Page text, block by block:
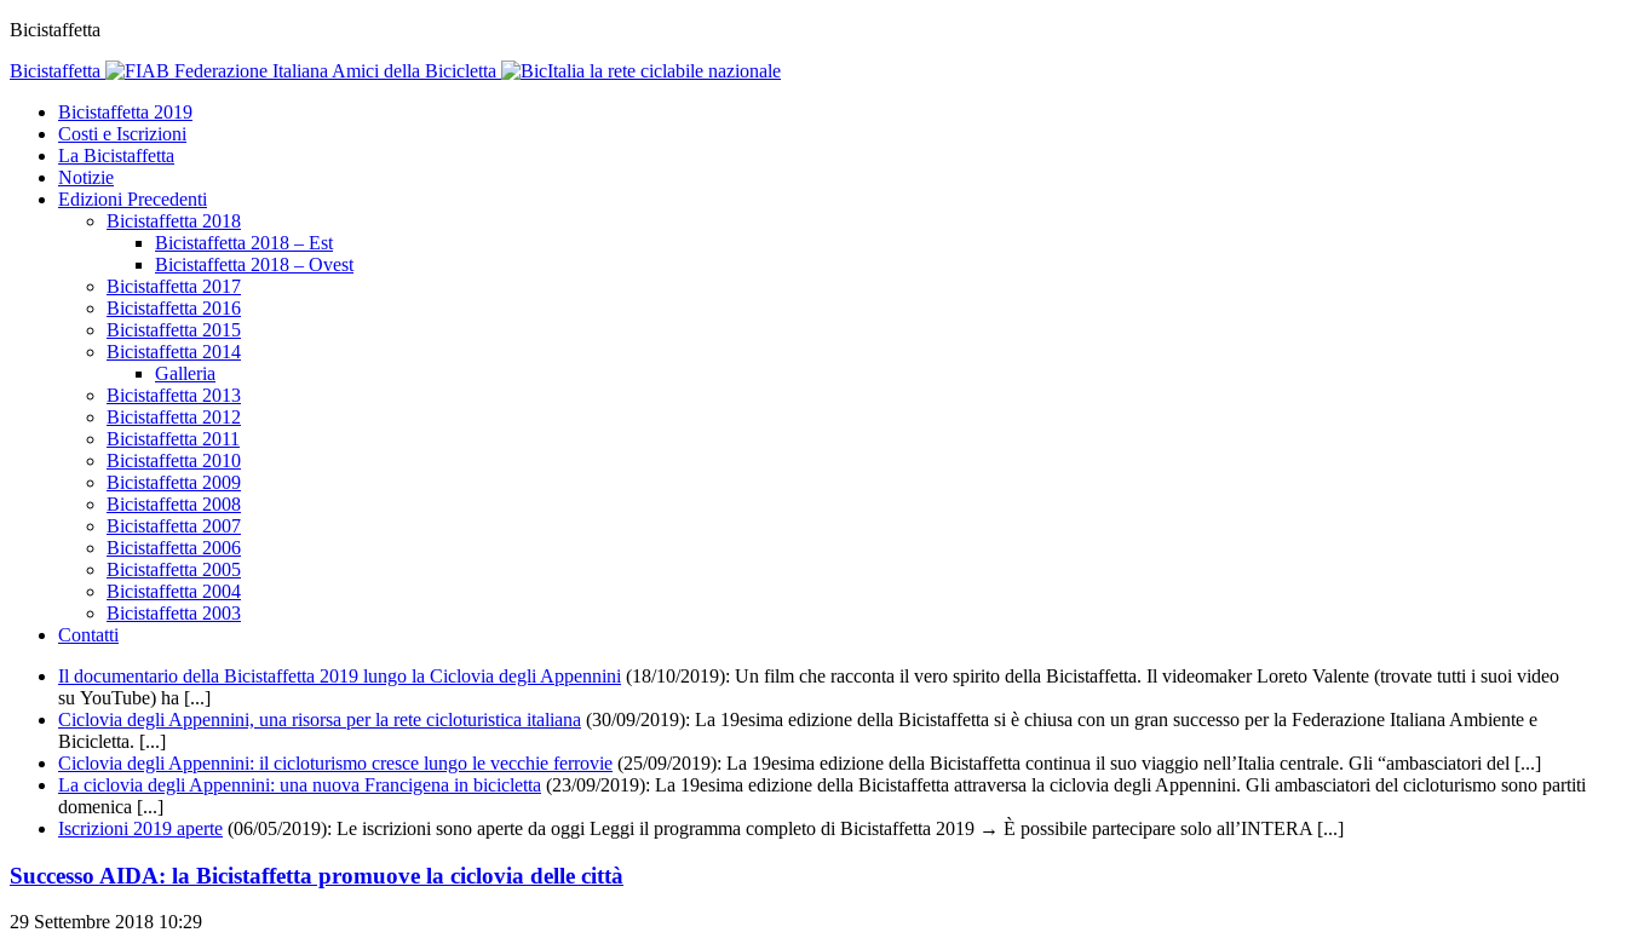
Bicistaffetta
Bicistaffetta
Federazione Italiana Amici della Bicicletta
la rete ciclabile nazionale
Bicistaffetta 2019
Costi e Iscrizioni
La Bicistaffetta
Notizie
Edizioni Precedenti
Bicistaffetta 2018
Bicistaffetta 2018 – Est
Bicistaffetta 2018 – Ovest
Bicistaffetta 2017
Bicistaffetta 2016
Bicistaffetta 2015
Bicistaffetta 2014
Galleria
Bicistaffetta 2013
Bicistaffetta 2012
Bicistaffetta 2011
Bicistaffetta 2010
Bicistaffetta 2009
Bicistaffetta 2008
Bicistaffetta 2007
Bicistaffetta 2006
Bicistaffetta 2005
Bicistaffetta 2004
Bicistaffetta 2003
Contatti
Il documentario della Bicistaffetta 2019 lungo la Ciclovia degli Appennini (18/10/2019): Un film che racconta il vero spirito della Bicistaffetta. Il videomaker Loreto Valente (trovate tutti i suoi video
su YouTube) ha [...]
Ciclovia degli Appennini, una risorsa per la rete cicloturistica italiana (30/09/2019): La 19esima edizione della Bicistaffetta si è chiusa con un gran successo per la Federazione Italiana Ambiente e
Bicicletta. [...]
Ciclovia degli Appennini: il cicloturismo cresce lungo le vecchie ferrovie (25/09/2019): La 19esima edizione della Bicistaffetta continua il suo viaggio nell’Italia centrale. Gli “ambasciatori del [...]
La ciclovia degli Appennini: una nuova Francigena in bicicletta (23/09/2019): La 19esima edizione della Bicistaffetta attraversa la ciclovia degli Appennini. Gli ambasciatori del cicloturismo sono partiti
domenica [...]
Iscrizioni 2019 aperte (06/05/2019): Le iscrizioni sono aperte da oggi Leggi il programma completo di Bicistaffetta 2019 → È possibile partecipare solo all’INTERA [...]
Successo AIDA: la Bicistaffetta promuove la ciclovia delle città
29 Settembre 2018 10:29